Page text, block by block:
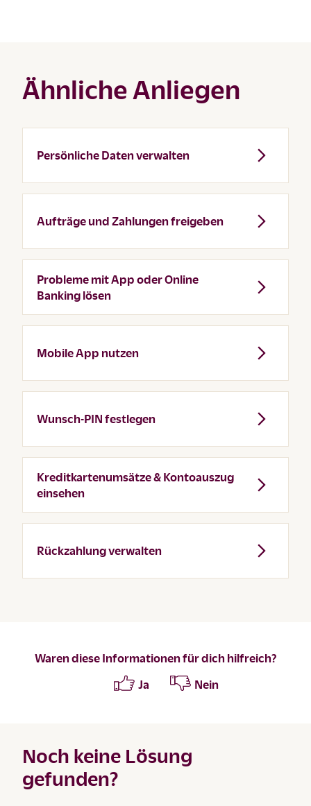
Ähnliche Anliegen
Persönliche Daten verwalten
Aufträge und Zahlungen freigeben
Probleme mit App oder Online
Banking lösen
Mobile App nutzen
Wunsch-PIN festlegen
Kreditkartenumsätze & Kontoauszug
einsehen
Rückzahlung verwalten
Waren diese Informationen für dich hilfreich?
Ja
Nein
Noch keine Lösung
gefunden?